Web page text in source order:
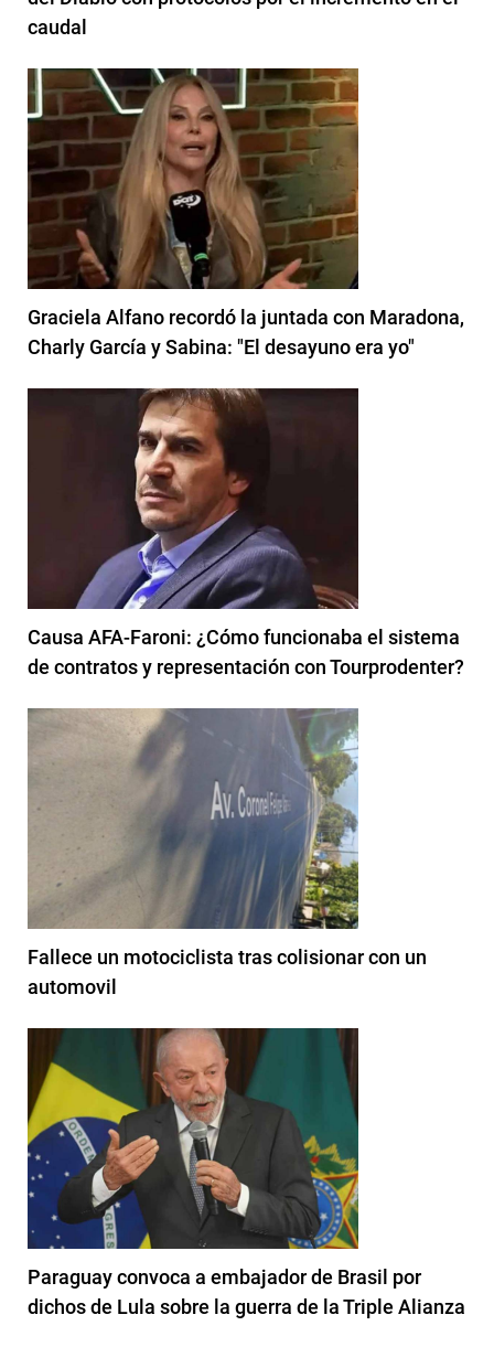
caudal
Graciela Alfano recordó la juntada con Maradona,
Charly García y Sabina: "El desayuno era yo"
Causa AFA-Faroni: ¿Cómo funcionaba el sistema
de contratos y representación con Tourprodenter?
Fallece un motociclista tras colisionar con un
automovil
Paraguay convoca a embajador de Brasil por
dichos de Lula sobre la guerra de la Triple Alianza